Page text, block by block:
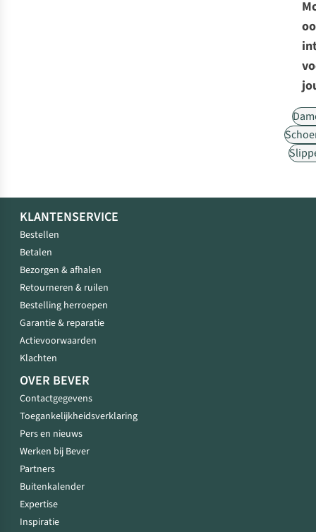
KLANTENSERVICE
Bestellen
Betalen
Bezorgen & afhalen
Retourneren & ruilen
Bestelling herroepen
Garantie & reparatie
Actievoorwaarden
Klachten
OVER BEVER
Contactgegevens
Toegankelijkheidsverklaring
Pers en nieuws
Werken bij Bever
Partners
Buitenkalender
Expertise
Inspiratie